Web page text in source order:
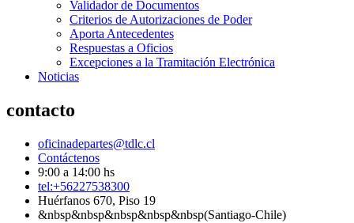
Validador de Documentos
Criterios de Autorizaciones de Poder
Aporta Antecedentes
Respuestas a Oficios
Excepciones a la Tramitación Electrónica
Noticias
contacto
oficinadepartes@tdlc.cl
Contáctenos
9:00 a 14:00 hs
tel:+56227538300
Huérfanos 670, Piso 19
&nbsp&nbsp&nbsp&nbsp&nbsp(Santiago-Chile)